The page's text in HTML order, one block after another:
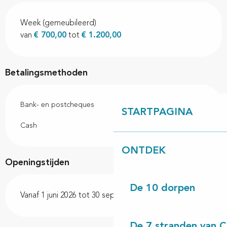
STARTPAGINA
ONTDEK
De 10 dorpen
Week (gemeubileerd)
van € 700,00 tot € 1.200,00
Betalingsmethoden
Bank- en postcheques
Cash
Openingstijden
Vanaf 1 juni 2026 tot 30 september 2026